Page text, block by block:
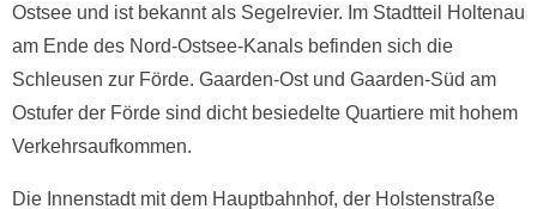
Ostsee und ist bekannt als Segelrevier. Im Stadtteil Holtenau
am Ende des Nord-Ostsee-Kanals befinden sich die
Schleusen zur Förde. Gaarden-Ost und Gaarden-Süd am
Ostufer der Förde sind dicht besiedelte Quartiere mit hohem
Verkehrsaufkommen.
Die Innenstadt mit dem Hauptbahnhof, der Holstenstraße